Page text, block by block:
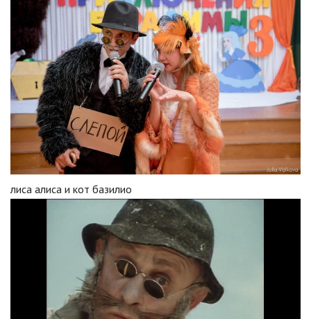
лиса алиса и кот базилио